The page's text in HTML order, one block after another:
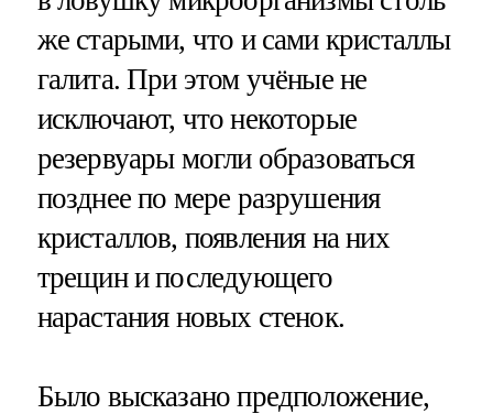
же старыми, что и сами кристаллы
галита. При этом учёные не
исключают, что некоторые
резервуары могли образоваться
позднее по мере разрушения
кристаллов, появления на них
трещин и последующего
нарастания новых стенок.
Было высказано предположение,